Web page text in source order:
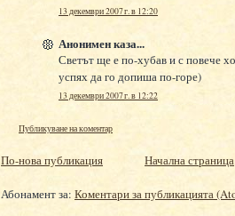
13 декември 2007 г. в 12:20
Анонимен каза...
Светът ще е по-хубав и с повече
успях да го допиша по-горе)
13 декември 2007 г. в 12:22
Публикуване на коментар
По-нова публикация Начална страница
Абонамент за: Коментари за публикацията